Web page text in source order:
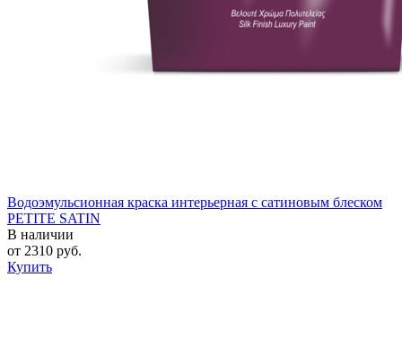
Водоэмульсионная краска интерьерная с сатиновым блеском
PETITE SATIN
В наличии
от 2310 руб.
Купить